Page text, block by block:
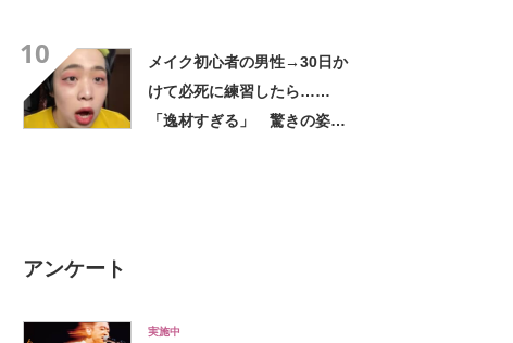
10
メイク初心者の男性→30日か
けて必死に練習したら……
「逸材すぎる」 驚きの姿に
アンケート
実施中